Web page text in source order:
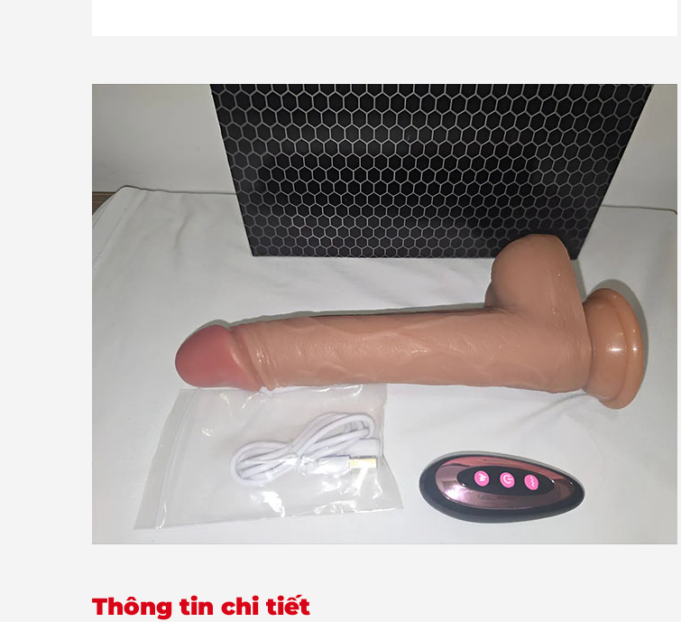
Thông tin chi tiết